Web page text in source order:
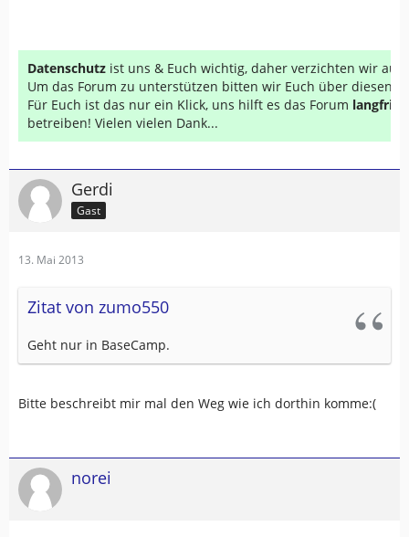
Datenschutz ist uns & Euch wichtig, daher verzichten wir auf
Um das Forum zu unterstützen bitten wir Euch über diesen
Für Euch ist das nur ein Klick, uns hilft es das Forum
betreiben! Vielen vielen Dank...
Gerdi
Gast
13. Mai 2013
Zitat von zumo550
Geht nur in BaseCamp.
Bitte beschreibt mir mal den Weg wie ich dorthin komme:(
norei